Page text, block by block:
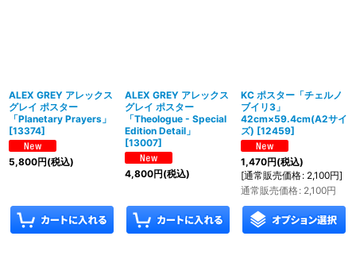
ALEX GREY アレックス
グレイ ポスター
「Planetary Prayers」
[13374]
5,800円(税込)
ALEX GREY アレックス
グレイ ポスター
「Theologue - Special
Edition Detail」
[13007]
4,800円(税込)
KC ポスター「チェルノ
ブイリ3」
42cm×59.4cm(A2サイ
ズ) [12459]
1,470円(税込)
[通常販売価格: 2,100円]
通常販売価格: 2,100円